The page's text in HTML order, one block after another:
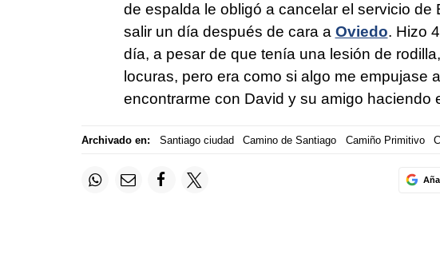
de espalda le obligó a cancelar el servicio
salir un día después de cara a Oviedo. Hizo
día, a pesar de que tenía una lesión de
locuras, pero era como si algo me empujase
encontrarme con David y su amigo haciendo
Archivado en: Santiago ciudad Camino de Santiago Camiño Primitivo